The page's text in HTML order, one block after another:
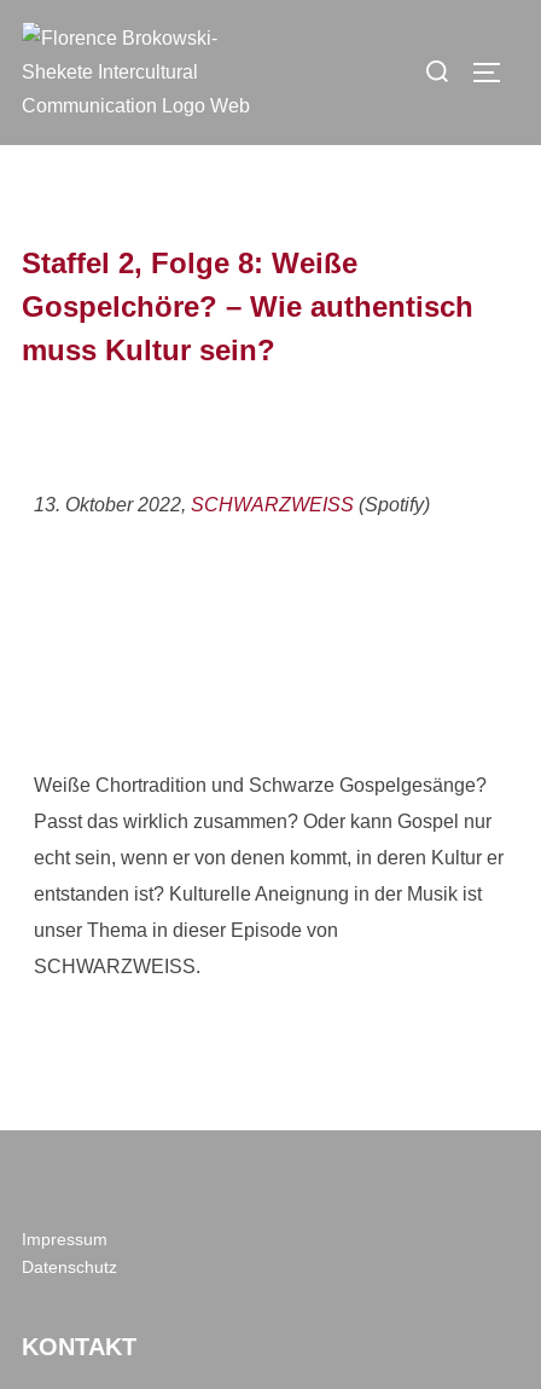
Staffel 2, Folge 8: Weiße
Gospelchöre? – Wie authentisch
muss Kultur sein?
13. Oktober 2022, SCHWARZWEISS(Spotify)
Weiße Chortradition und Schwarze Gospelgesänge?
Passt das wirklich zusammen? Oder kann Gospel nur
echt sein, wenn er von denen kommt, in deren Kultur er
entstanden ist? Kulturelle Aneignung in der Musik ist
unser Thema in dieser Episode von
SCHWARZWEISS.
Impressum
Datenschutz
KONTAKT